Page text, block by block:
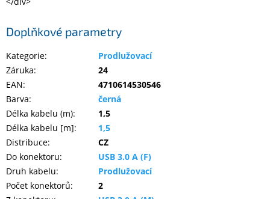
Black
VÝPRODEJ
zboží
TONERY
A
CARTRIDGE
Sestavy
Doplňkové parametry
Kategorie:
Prodlužovací
Záruka:
24
EAN:
4710614530546
Barva:
černá
Délka kabelu (m):
1,5
Délka kabelu [m]:
1,5
Distribuce:
CZ
Do konektoru:
USB 3.0 A (F)
Druh kabelu:
Prodlužovací
Počet konektorů:
2